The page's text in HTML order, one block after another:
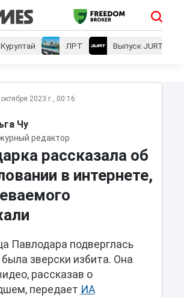
ЛРТ Выпуск JURT
2023 г., 00:16
Чу
редактор
рассказала об
в интернете,
Павлодара подверглась
зверски избита. Она
рассказав о
передает ИА